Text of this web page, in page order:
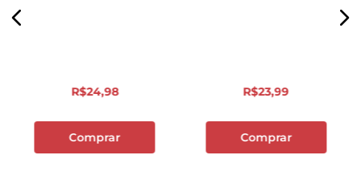
R$24,98
Comprar
R$23,99
Comprar